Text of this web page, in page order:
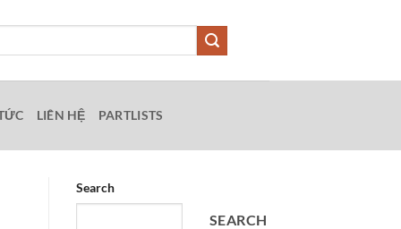
LIÊN HỆ PARTLISTS
Search
SEARCH